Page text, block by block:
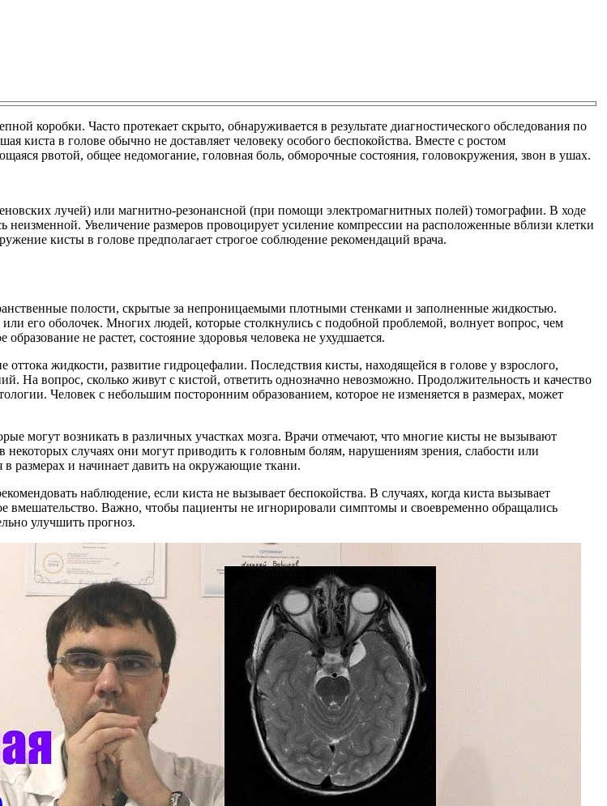
коробки. Часто протекает скрыто, обнаруживается в результате диагностического обследования по
киста в голове обычно не доставляет человеку особого беспокойства. Вместе с ростом
рвотой, общее недомогание, головная боль, обморочные состояния, головокружения, звон в ушах.
лучей) или магнитно-резонансной (при помощи электромагнитных полей) томографии. В ходе
Увеличение размеров провоцирует усиление компрессии на расположенные вблизи клетки
кисты в голове предполагает строгое соблюдение рекомендаций врача.
полости, скрытые за непроницаемыми плотными стенками и заполненные жидкостью.
его оболочек. Многих людей, которые столкнулись с подобной проблемой, волнует вопрос, чем
не растет, состояние здоровья человека не ухудшается.
жидкости, развитие гидроцефалии. Последствия кисты, находящейся в голове у взрослого,
На вопрос, сколько живут с кистой, ответить однозначно невозможно. Продолжительность и качество
Человек с небольшим посторонним образованием, которое не изменяется в размерах, может
могут возникать в различных участках мозга. Врачи отмечают, что многие кисты не вызывают
случаях они могут приводить к головным болям, нарушениям зрения, слабости или
размерах и начинает давить на окружающие ткани.
наблюдение, если киста не вызывает беспокойства. В случаях, когда киста вызывает
вмешательство. Важно, чтобы пациенты не игнорировали симптомы и своевременно обращались
улучшить прогноз.